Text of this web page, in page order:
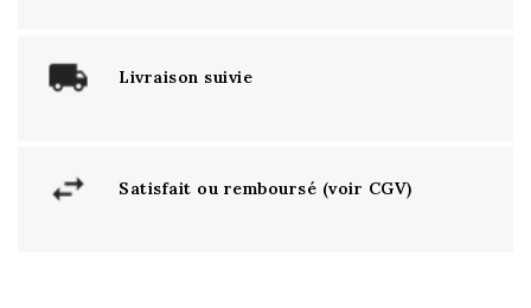
Livraison suivie
Satisfait ou remboursé (voir CGV)